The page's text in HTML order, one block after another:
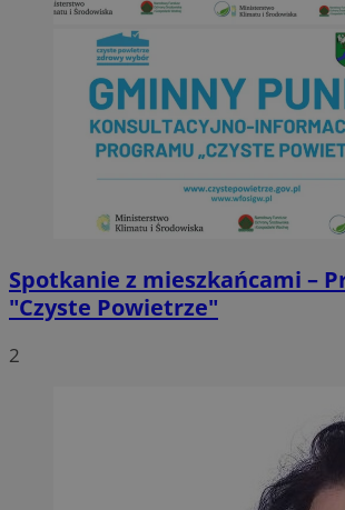
Spotkanie z mieszkańcami –
"Czyste Powietrze"
2